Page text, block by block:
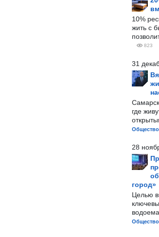
10%
жить с
823
31
где
Общество
28
город»
Целью
Общество